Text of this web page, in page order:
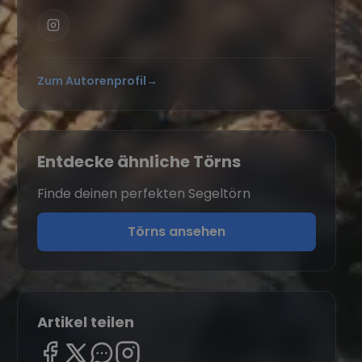
Zum Autorenprofil →
Entdecke ähnliche Törns
Finde deinen perfekten Segeltörn
Törns ansehen
Artikel teilen